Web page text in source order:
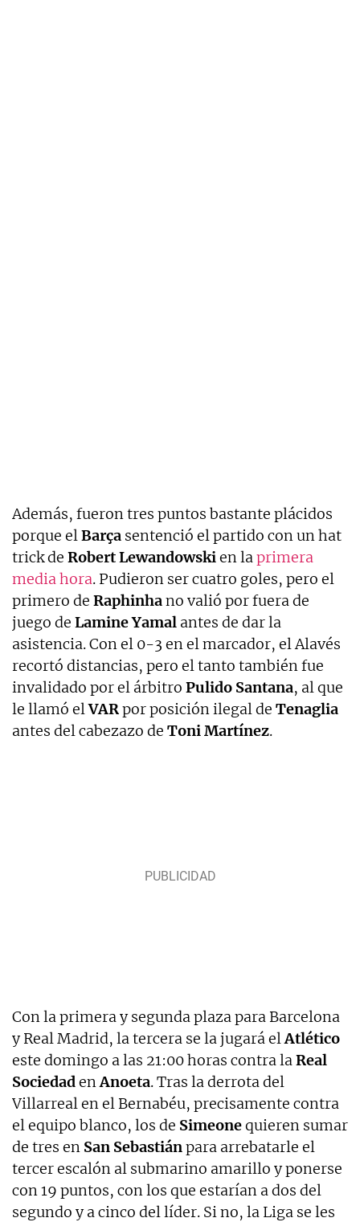
Además, fueron tres puntos bastante plácidos
porque elBarça sentenció el partido con un hat
trick de Robert Lewandowskien laprimera
media hora. Pudieron ser cuatro goles, pero el
primero de Raphinhano valió por fuera de
juego de Lamine Yamal antes de dar la
asistencia. Con el 0-3 en el marcador, el Alavés
recortó distancias, pero el tanto también fue
invalidado por el árbitro Pulido Santana, al que
le llamó elVARpor posición ilegal de Tenaglia
antes del cabezazo de Toni Martínez.
Con la primera y segunda plaza para Barcelona
y Real Madrid, la tercera se la jugará elAtlético
este domingo a las 21:00 horas contra laReal
SociedadenAnoeta. Tras la derrota del
Villarreal en el Bernabéu, precisamente contra
el equipo blanco, los de Simeonequieren sumar
de tres en San Sebastiánpara arrebatarle el
tercer escalón al submarino amarillo y ponerse
con 19 puntos, con los que estarían a dos del
segundo y a cinco del líder. Si no, la Liga se les